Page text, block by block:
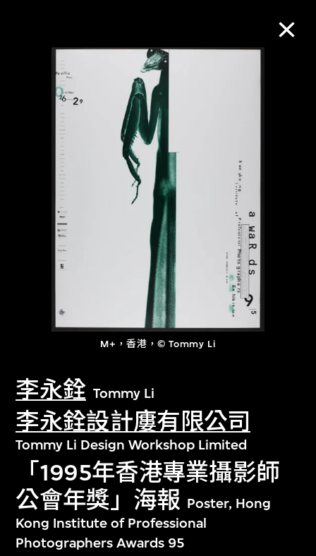
M+，香港，© Tommy Li
李永銓 Tommy Li
李永銓設計廔有限公司
Tommy Li Design Workshop Limited
「1995年香港專業攝影師
公會年獎」海報 Poster, Hong
Kong Institute of Professional
Photographers Awards 95
M+藏品
進一步篩選
關於M+藏品
探索世界頂級的二十及二十一世紀視覺